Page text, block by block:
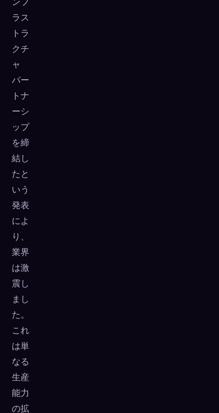
ラス
トラ
クチ
ャ
パー
トナ
ーシ
ップ
を締
結し
たと
いう
発表
によ
り、
業界
は激
震し
まし
た。
これ
は単
なる
生産
能力
の拡